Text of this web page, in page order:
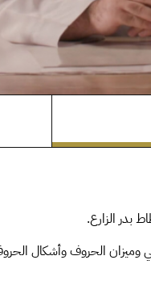
بدر الزارع.
الحروف وأشكال الحروف